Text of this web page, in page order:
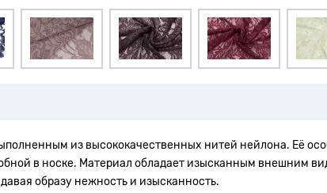
из высококачественных нитей нейлона. Её
в носке. Материал обладает изысканным внешним
образу нежность и изысканность.